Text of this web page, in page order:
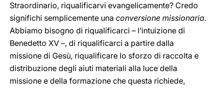
Straordinario, riqualificarvi evangelicamente? Credo
significhi semplicemente una conversione missionaria.
Abbiamo bisogno di riqualificarci – l’intuizione di
Benedetto XV –, di riqualificarci a partire dalla
missione di Gesù, riqualificare lo sforzo di raccolta e
distribuzione degli aiuti materiali alla luce della
missione e della formazione che questa richiede,